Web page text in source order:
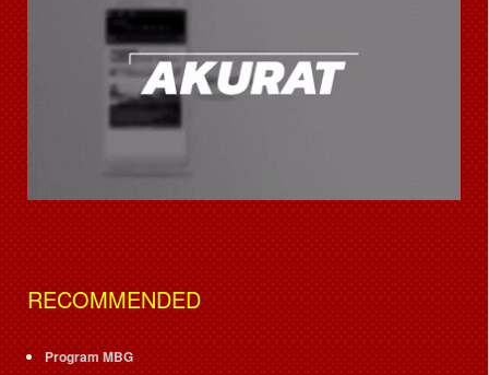
RECOMMENDED
Program MBG